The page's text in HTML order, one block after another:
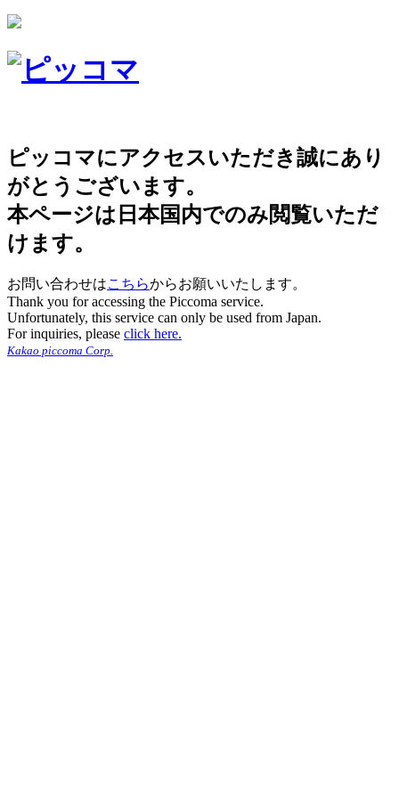
ピッコマにアクセスいただき誠にあり
がとうございます。
本ページは日本国内でのみ閲覧いただ
けます。
お問い合わせはこちらからお願いいたします。
Thank you for accessing the Piccoma service.
Unfortunately, this service can only be used from Japan.
For inquiries, please click here.
Kakao piccoma Corp.